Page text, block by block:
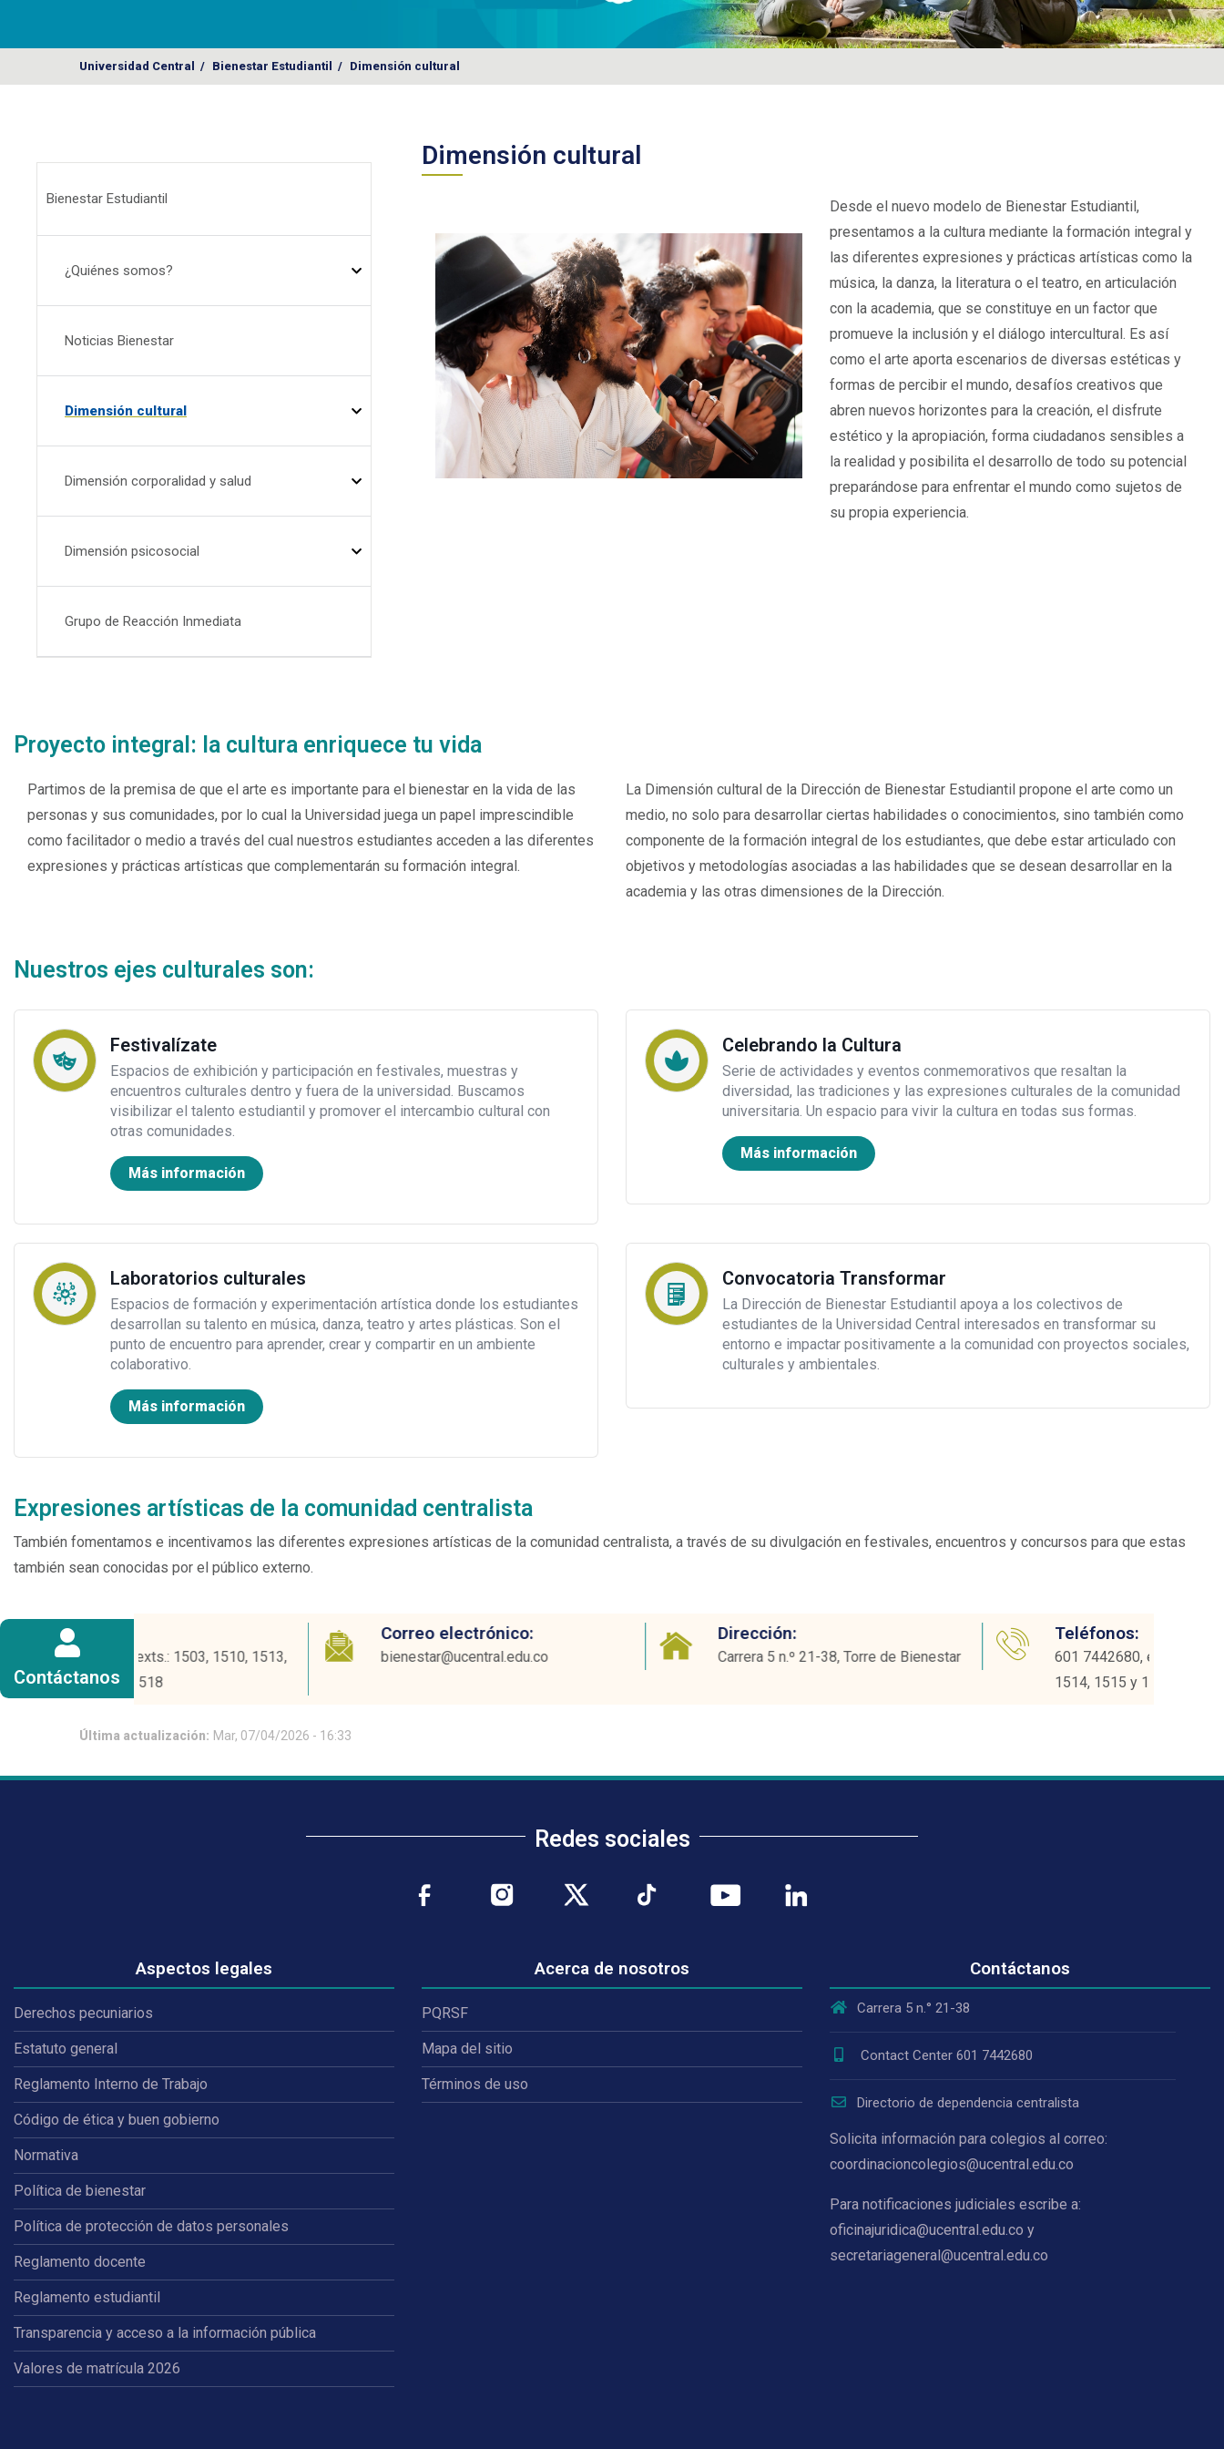
Universidad Central / Bienestar Estudiantil / Dimensión cultural
Bienestar Estudiantil
¿Quiénes somos?
Noticias Bienestar
Dimensión cultural
Dimensión corporalidad y salud
Dimensión psicosocial
Grupo de Reacción Inmediata
Dimensión cultural
Desde el nuevo modelo de Bienestar Estudiantil,
presentamos a la cultura mediante la formación integral y
las diferentes expresiones y prácticas artísticas como la
música, la danza, la literatura o el teatro, en articulación
con la academia, que se constituye en un factor que
promueve la inclusión y el diálogo intercultural. Es así
como el arte aporta escenarios de diversas estéticas y
formas de percibir el mundo, desafíos creativos que
abren nuevos horizontes para la creación, el disfrute
estético y la apropiación, forma ciudadanos sensibles a
la realidad y posibilita el desarrollo de todo su potencial
preparándose para enfrentar el mundo como sujetos de
su propia experiencia.
Proyecto integral: la cultura enriquece tu vida
Partimos de la premisa de que el arte es importante para el bienestar en la vida de las
personas y sus comunidades, por lo cual la Universidad juega un papel imprescindible
como facilitador o medio a través del cual nuestros estudiantes acceden a las diferentes
expresiones y prácticas artísticas que complementarán su formación integral.
La Dimensión cultural de la Dirección de Bienestar Estudiantil propone el arte como un
medio, no solo para desarrollar ciertas habilidades o conocimientos, sino también como
componente de la formación integral de los estudiantes, que debe estar articulado con
objetivos y metodologías asociadas a las habilidades que se desean desarrollar en la
academia y las otras dimensiones de la Dirección.
Nuestros ejes culturales son:
Festivalízate
Espacios de exhibición y participación en festivales, muestras y
encuentros culturales dentro y fuera de la universidad. Buscamos
visibilizar el talento estudiantil y promover el intercambio cultural con
otras comunidades.
Más información
Celebrando la Cultura
Serie de actividades y eventos conmemorativos que resaltan la
diversidad, las tradiciones y las expresiones culturales de la comunidad
universitaria. Un espacio para vivir la cultura en todas sus formas.
Más información
Laboratorios culturales
Espacios de formación y experimentación artística donde los estudiantes
desarrollan su talento en música, danza, teatro y artes plásticas. Son el
punto de encuentro para aprender, crear y compartir en un ambiente
colaborativo.
Más información
Convocatoria Transformar
La Dirección de Bienestar Estudiantil apoya a los colectivos de
estudiantes de la Universidad Central interesados en transformar su
entorno e impactar positivamente a la comunidad con proyectos sociales,
culturales y ambientales.
Expresiones artísticas de la comunidad centralista
También fomentamos e incentivamos las diferentes expresiones artísticas de la comunidad centralista, a través de su divulgación en festivales, encuentros y concursos para que estas
también sean conocidas por el público externo.
Contáctanos
1503, 1510, 1513,
Correo electrónico:
bienestar@ucentral.edu.co Carrera 5 n.º 21-38, Torre de Bienestar
601 7442680, exts.: 1503, 1510, 1513,
Última actualización: Mar, 07/04/2026 - 16:33
Redes sociales
Aspectos legales
Derechos pecuniarios
Estatuto general
Reglamento Interno de Trabajo
Código de ética y buen gobierno
Normativa
Política de bienestar
Política de protección de datos personales
Reglamento docente
Reglamento estudiantil
Transparencia y acceso a la información pública
Valores de matrícula 2026
Acerca de nosotros
PQRSF
Mapa del sitio
Términos de uso
Contáctanos
Carrera 5 n.° 21-38
Contact Center 601 7442680
Directorio de dependencia centralista
Solicita información para colegios al correo:
coordinacioncolegios@ucentral.edu.co
Para notificaciones judiciales escribe a:
oficinajuridica@ucentral.edu.co y
secretariageneral@ucentral.edu.co